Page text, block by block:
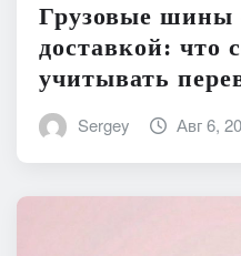
Грузовые шины
доставкой: что
учитывать
Sergey Авг 6,